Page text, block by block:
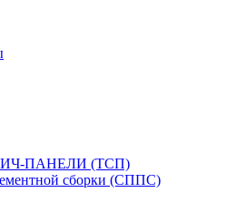
ПАНЕЛИ (ТСП)
сборки (СППС)